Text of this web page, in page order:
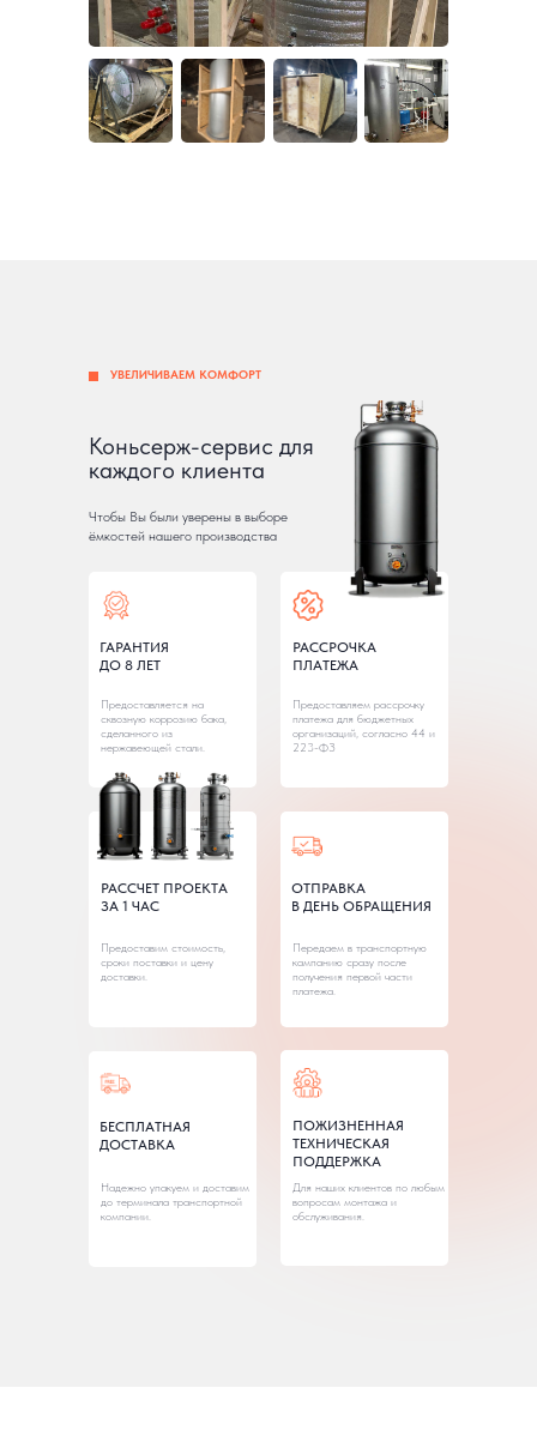
Коньсерж-сервис для
каждого клиента
РАССРОЧКА
ПЛАТЕЖА
ОТПРАВКА
В ДЕНЬ ОБРАЩЕНИЯ
ГАРАНТИЯ
ДО 8 ЛЕТ
Предоставляем рассрочку
платежа для бюджетных
организаций, согласно 44 и
223-ФЗ
Передаем в транспортную
кампанию сразу после
получения первой части
платежа.
Предоставляется на
сквозную коррозию бака,
сделанного из
нержавеющей стали.
ПОЖИЗНЕННАЯ
ТЕХНИЧЕСКАЯ
ПОДДЕРЖКА
БЕСПЛАТНАЯ
ДОСТАВКА
РАССЧЕТ ПРОЕКТА
ЗА 1 ЧАС
Для наших клиентов по любым
вопросам монтажа и
обслуживания.
Надежно упакуем и доставим
до терминала транспортной
компании.
Предоставим стоимость,
сроки поставки и цену
доставки.
Чтобы Вы были уверены в выборе
ёмкостей нашего производства
УВЕЛИЧИВАЕМ КОМФОРТ